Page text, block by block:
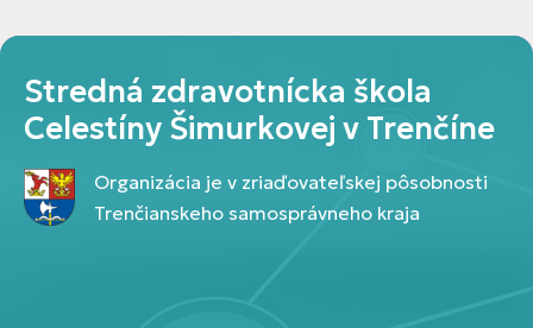
Stredná zdravotnícka škola
Celestíny Šimurkovej v Trenčíne
Organizácia je v zriaďovateľskej pôsobnosti
Trenčianskeho samosprávneho kraja